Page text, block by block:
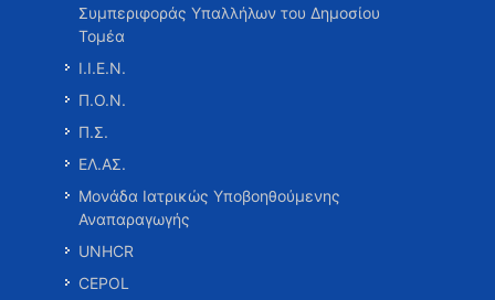
Συμπεριφοράς Υπαλλήλων του Δημοσίου
Τομέα
Ι.Ι.Ε.Ν.
Π.Ο.Ν.
Π.Σ.
ΕΛ.ΑΣ.
Μονάδα Ιατρικώς Υποβοηθούμενης
Αναπαραγωγής
UNHCR
CEPOL